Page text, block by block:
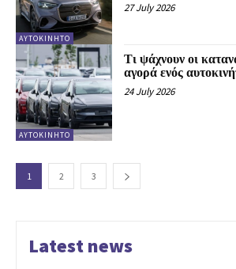
ΑΥΤΟΚΙΝΗΤΟ
27 July 2026
ΑΥΤΟΚΙΝΗΤΟ
Τι ψάχνουν οι
αγορά ενός
24 July 2026
1 2 3
Latest news